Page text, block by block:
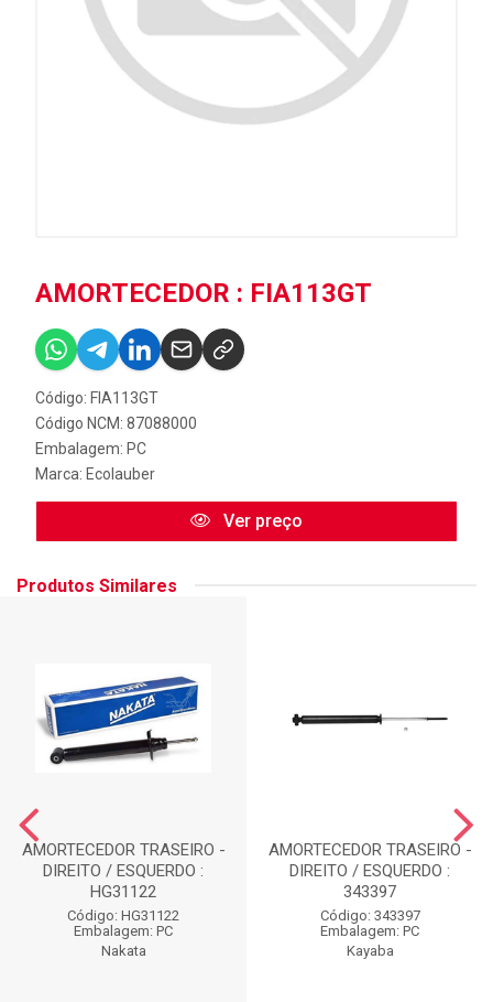
AMORTECEDOR : FIA113GT
Código: FIA113GT
Código NCM: 87088000
Embalagem: PC
Marca: Ecolauber
Ver preço
Produtos Similares
AMORTECEDOR TRASEIRO -
DIREITO / ESQUERDO :
HG31122
Código: HG31122
Embalagem: PC
Nakata
AMORTECEDOR TRASEIRO -
DIREITO / ESQUERDO :
343397
Código: 343397
Embalagem: PC
Kayaba